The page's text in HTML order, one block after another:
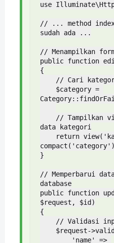
use
// ... method
sudah ada ...
// Menampilkan
public function
{
data kategori
}
// Memperbarui
database
public function
$request, $id)
{